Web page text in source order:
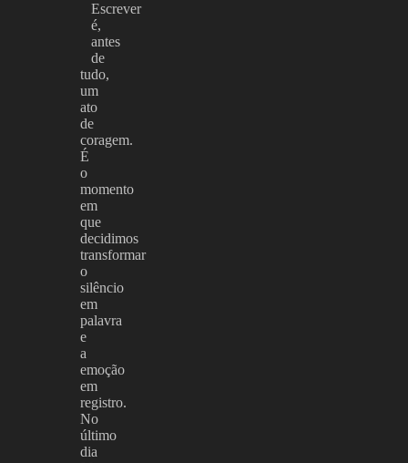
Escrever
é,
antes
de
tudo,
um
ato
de
coragem.
É
o
momento
em
que
decidimos
transformar
o
silêncio
em
palavra
e
a
emoção
em
registro.
No
último
dia